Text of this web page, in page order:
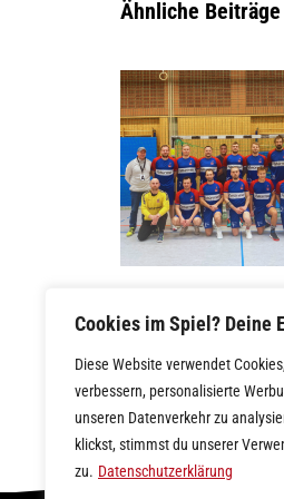
Cookies im Spiel? Deine
Diese Website verwendet
verbessern, personalisierte
unseren Datenverkehr zu
klickst, stimmst du unserer
zu. Datenschutzerklärung
Ähnliche Beiträge
fordert hohen